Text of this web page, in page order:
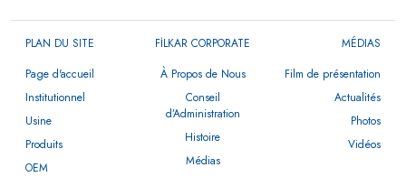
PLAN DU SITE
Page d'accueil
Institutionnel
Usine
Produits
OEM
FİLKAR CORPORATE
À Propos de Nous
Conseil
d’Administration
Histoire
Médias
MÉDIAS
Film de présentation
Actualités
Photos
Vidéos